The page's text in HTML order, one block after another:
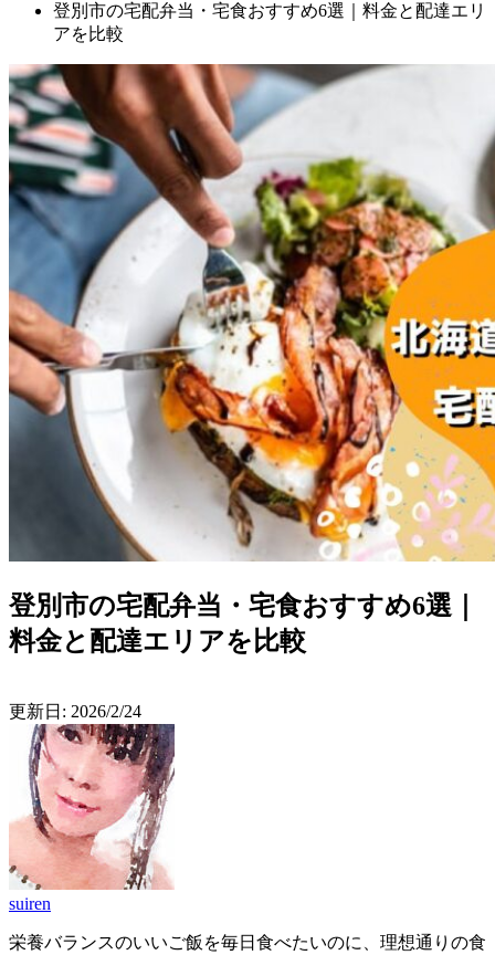
登別市の宅配弁当・宅食おすすめ6選｜料金と配達エリ
アを比較
登別市の宅配弁当・宅食おすすめ6選｜
料金と配達エリアを比較
更新日: 2026/2/24
suiren
栄養バランスのいいご飯を毎日食べたいのに、理想通りの食